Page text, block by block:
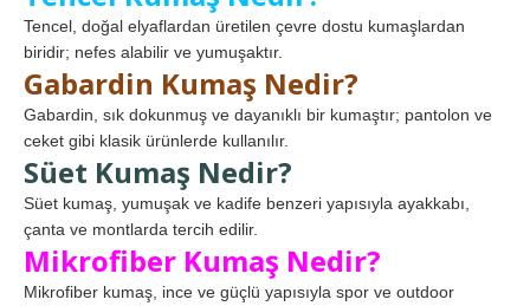
Tencel, doğal elyaflardan üretilen çevre dostu kumaşlardan
biridir; nefes alabilir ve yumuşaktır.
Gabardin Kumaş Nedir?
Gabardin, sık dokunmuş ve dayanıklı bir kumaştır; pantolon ve
ceket gibi klasik ürünlerde kullanılır.
Süet Kumaş Nedir?
Süet kumaş, yumuşak ve kadife benzeri yapısıyla ayakkabı,
çanta ve montlarda tercih edilir.
Mikrofiber Kumaş Nedir?
Mikrofiber kumaş, ince ve güçlü yapısıyla spor ve outdoor